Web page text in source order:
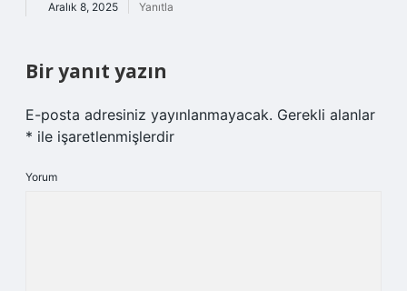
Aralık 8, 2025 Yanıtla
Bir yanıt yazın
E-posta adresiniz yayınlanmayacak. Gerekli alanlar
* ile işaretlenmişlerdir
Yorum